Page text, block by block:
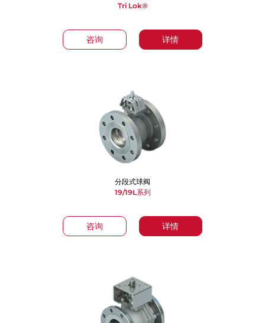
咨询 详情
Tri Lok®
咨询 详情
分段式球阀
19/19L系列